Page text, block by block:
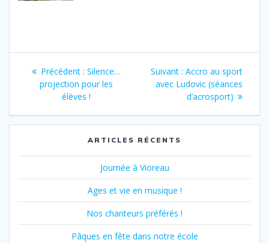
Navigation
l’article
Précédent : Article
précédent
Silence…
projection pour les
élèves !
Suivant : Article
suivant
Accro au sport
avec Ludovic (séances
d’acrosport)
ARTICLES RÉCENTS
Journée à Vioreau
Ages et vie en musique !
Nos chanteurs préférés !
Pâques en fête dans notre école